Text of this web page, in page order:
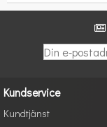
Kundservice
Kundtjänst